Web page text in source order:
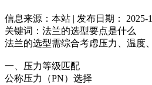
信息来源：本站 | 发布日期： 2025-
关键词：法兰的选型要点是什么
法兰的选型需综合考虑压力、温度
一、压力等级匹配
公称压力（PN）选择